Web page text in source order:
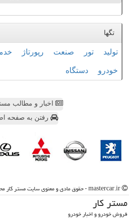
تگها
تولید تور صنعت رپورتاژ
خودرو دستگاه
اخبار و مطالب
رفتن به صفحه
مستر كار
فروش خودرو و اخبار خودرو